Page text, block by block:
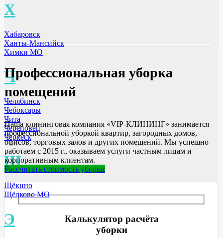
Х
Хабаровск
Ханты-Мансийск
Химки МО
Ч
Челябинск
Чебоксары
Чита
Череповец
Черкеск
Щ
Щёкино
Щёлково МО
Э
Профессиональная уборка
помещений
Наша клининговая компания «VIP-КЛИНИНГ» занимается
профессиональной уборкой квартир, загородных домов,
офисов, торговых залов и других помещений. Мы успешно
работаем с 2015 г., оказываем услуги частным лицам и
корпоративным клиентам.
Рассчитать стоимость уборки
Калькулятор расчёта
уборки